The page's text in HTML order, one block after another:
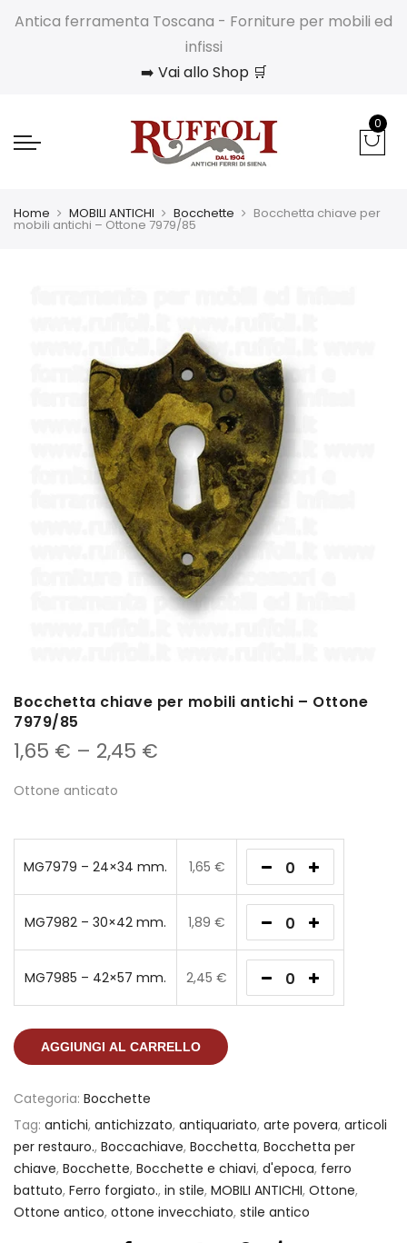
Antica ferramenta Toscana - Forniture per mobili ed
infissi
➡️ Vai allo Shop 🛒
0
Home MOBILI ANTICHI Bocchette Bocchetta chiave per
mobili antichi – Ottone 7979/85
Bocchetta chiave per mobili antichi – Ottone
7979/85
1,65 € – 2,45 €
Ottone anticato
MG7979 – 24×34 mm. 1,65 €
MG7982 – 30×42 mm. 1,89 €
MG7985 – 42×57 mm. 2,45 €
AGGIUNGI AL CARRELLO
Categoria: Bocchette
Tag: antichi, antichizzato, antiquariato, arte povera, articoli
per restauro., Boccachiave, Bocchetta, Bocchetta per
chiave, Bocchette, Bocchette e chiavi, d'epoca, ferro
battuto, Ferro forgiato., in stile, MOBILI ANTICHI, Ottone,
Ottone antico, ottone invecchiato, stile antico